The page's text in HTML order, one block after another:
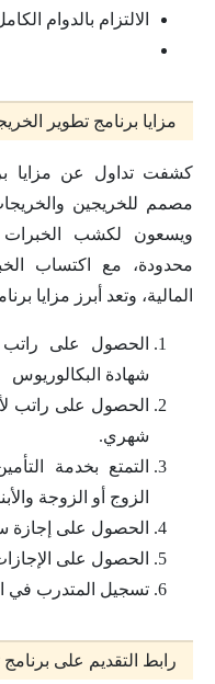
الالتزام بالدوام
مزايا برنامج تطوير
كشفت تداول عن مزايا
مصمم للخريجين
ويسعون لكشب الخبرات
محدودة، مع اكتساب
المالية، وتعد أبرز مزايا
شهادة البكالوريوس
شهري.
التمتع بخدمة
الزوج أو الزوجة
الحصول على إجازة
الحصول على
تسجيل المتدرب في
رابط التقديم على